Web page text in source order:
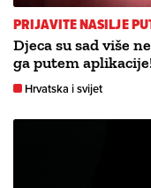
PRIJAVITE NASILJE
Djeca su sad više
ga putem
Hrvatska i svijet